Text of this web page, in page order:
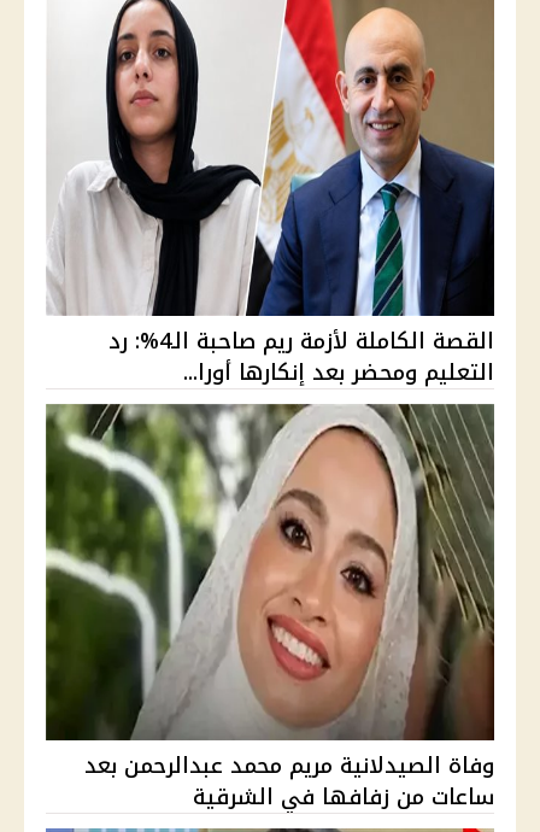
القصة الكاملة لأزمة ريم صاحبة الـ4%: رد
التعليم ومحضر بعد إنكارها أورا...
وفاة الصيدلانية مريم محمد عبدالرحمن بعد
ساعات من زفافها في الشرقية